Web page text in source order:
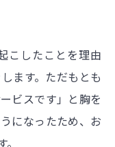
こしたことを理由
ます。ただもとも
ビスです」と胸を
になったため、お